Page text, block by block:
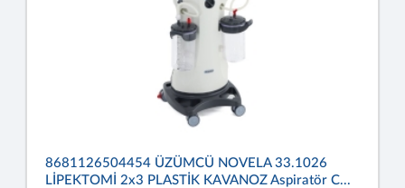
8681126504454 ÜZÜMCÜ NOVELA 33.1026
LİPEKTOMİ 2x3 PLASTİK KAVANOZ Aspiratör C...